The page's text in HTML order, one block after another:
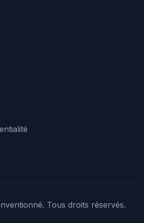
Tous droits réservés.